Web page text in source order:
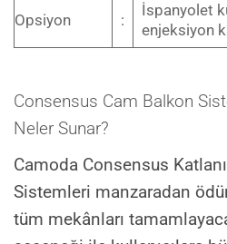
Opsiyon :
İspanyolet
enjeksiyon
Consensus Cam Balkon
Neler Sunar?
Camoda Consensus
Sistemleri manzaradan
tüm mekânları